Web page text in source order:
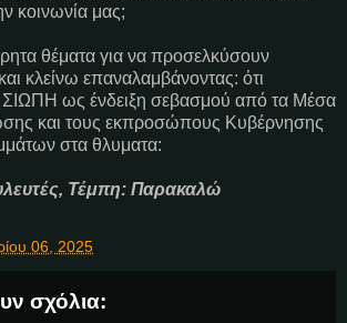
κοινωνία μας;
θέματα για να προσελκύσουν
κλείνω επαναλαμβάνοντας: ότι
ΣΙΩΠΗ ως ένδειξη σεβασμού από τα Μέσα
και τους εκπροσώπους Κυβέρνησης
στα θλυματα:
Τέμπη: Παρακαλώ
06, 2025
σχόλια: